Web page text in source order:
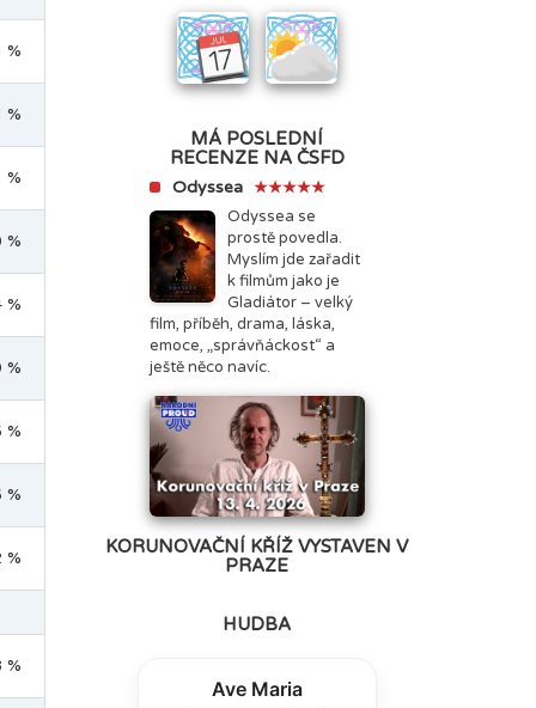
%
%
%
%
%
%
%
%
%
%
MÁ POSLEDNÍ
RECENZE NA ČSFD
Odyssea ★★★★★
Odyssea se
prostě povedla.
Myslím jde zařadit
k filmům jako je
Gladiátor – velký
film, příběh, drama, láska,
emoce, „správňáckost“ a
ještě něco navíc.
KORUNOVAČNÍ KŘÍŽ VYSTAVEN V
PRAZE
HUDBA
Ave Maria